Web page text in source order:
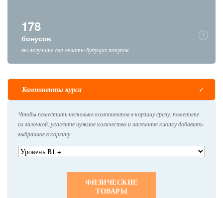
178
бонусов
вы получите для оплаты будущих покупок
Компоненты курса
Чтобы поместить несколько компонентов в корзину сразу, пометьте
их галочкой, укажите нужное количество и нажмите кнопку добавить
выбранное в корзину
ФИЗИЧЕСКИЕ
ТОВАРЫ